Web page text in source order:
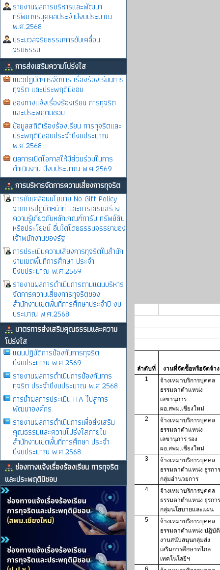
รายงานผลการบริหารและพัฒนา
ทรัพยากรบุคคลประจำปีงบประมาณ
พ.ศ.2568
ประมวลจริยธรรมการขับเคลื่อน
จริยธรรม
การส่งเสริมความโปร่งใส
แนวปฏิบัติการจัดการ เรื่องร้องเรียนการ
ทุจริต และประพฤติมิชอบ
ช่องทางแจ้งเรื่องร้องเรียน การทุจริต
และประพฤติมิชอบ
ข้อมูลสถิติเรื่องร้องเรียน การทุจริตและ
ประพฤติมิชอบประจำปีงบประมาณ
พ.ศ.2568
ผลการเปิดโอกาสให้มีส่วนร่วมในการ
ดำเนินงาน ปีงบประมาณ พ.ศ.2569
การบริหารจัดการความเสี่ยงการทุจริต
การขับเคลื่อนนโยบาย No Gift Policy
จากการปฏิบัติหน้าที่ และการเสริมสร้าง
ความรู้เกี่ยวกับหลักเกณฑ์การับ ทรัพย์สิน
หรือประโยชน์ อื่นใดโดยธรรมจรรยาของ
เจ้าพนักงานของรัฐ
การประเมินความเสี่ยงการทุจริตในสำนัก
งานเขตพิ้นที่การศึกษา ประจำ
ปีงบประมาณ พ.ศ.2569
รายงานผลการดำเนินการตามแผนบริหาร
จัดการความเสี่ยงการทุจริตของ
สำนักงานเขตพื้นที่การศึกษาประจำปี งบ
ประมาณ พ.ศ.2568
มาตรการส่งเสริมคุณธรรมและความ
โปร่งใส
แผนปฏิบัติการป้องกันการทุจริต
ปีงบประมาณ พ.ศ.2569
รายงานผลการดําเนินการป้องกันการ
ทุจริต ประจําปีงบประมาณ พ.ศ.2568
การนำผลการประเมิน ITA ไปสู่การ
พัฒนาองค์กร
รายงานผลการดําเนินการเพื่อส่งเสริม
คุณธรรมและความโปร่งใสภายใน
สำนักงานเขตพื้นที่การศึกษา ประจำ
ปีงบประมาณ พ.ศ.2568
ช่องทางแจ้งเรื่องร้องเรียน การทุจริต
และประพฤติมิชอบ